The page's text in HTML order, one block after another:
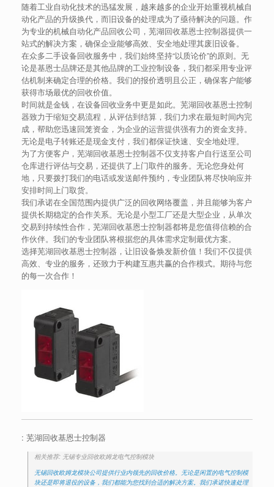
随着工业自动化技术的迅猛发展，越来越多的企业开始重视机械自
动化产品的升级换代，而旧设备的处理成为了亟待解决的问题。作
为专业的机械自动化产品回收公司，芜湖回收基恩士控制器提供一
站式的解决方案，确保企业能够高效、安全地处理其废旧设备。
在众多二手设备回收服务中，我们始终坚持“以质论价”的原则。无
论是基恩士品牌还是其他品牌的工业控制设备，我们都采用专业评
估机制来确定合理的价格。我们的报价透明且公正，确保客户能够
获得市场最优的回收价值。
时间就是金钱，在设备回收业务中更是如此。芜湖回收基恩士控制
器致力于缩短交易流程，从评估到结算，我们力求在最短时间内完
成，帮助您迅速回笼资金，为企业的运营提供强有力的资金支持。
无论是电子转账还是现金支付，我们都保证快速、安全地处理。
为了方便客户，芜湖回收基恩士控制器不仅支持客户自行送至公司
仓库进行评估与交易，还提供了上门取件的服务。无论您身处何
地，只要拨打我们的电话或发送邮件预约，专业团队将尽快响应并
安排时间上门取货。
我们承诺在全国范围内提供广泛的回收网络覆盖，并且能够为客户
提供长期稳定的合作关系。无论是小型工厂还是大型企业，从单次
交易到持续性合作，芜湖回收基恩士控制器都将是您值得信赖的合
作伙伴。我们的专业团队将根据您的具体需求定制最优方案。
选择芜湖回收基恩士控制器，让旧设备焕发新价值！我们不仅提供
高效、专业的服务，还致力于构建互惠共赢的合作模式。期待与您
的每一次合作！
: 芜湖回收基恩士控制器
相关推荐: 无锡专业回收欧姆龙电气控制模块
无锡回收欧姆龙模块公司提供行业内领先的回收价格。无论是闲置的电气控制模
块还是即将退役的设备，我们都能为您找到合适的解决方案。我们承诺快速处理